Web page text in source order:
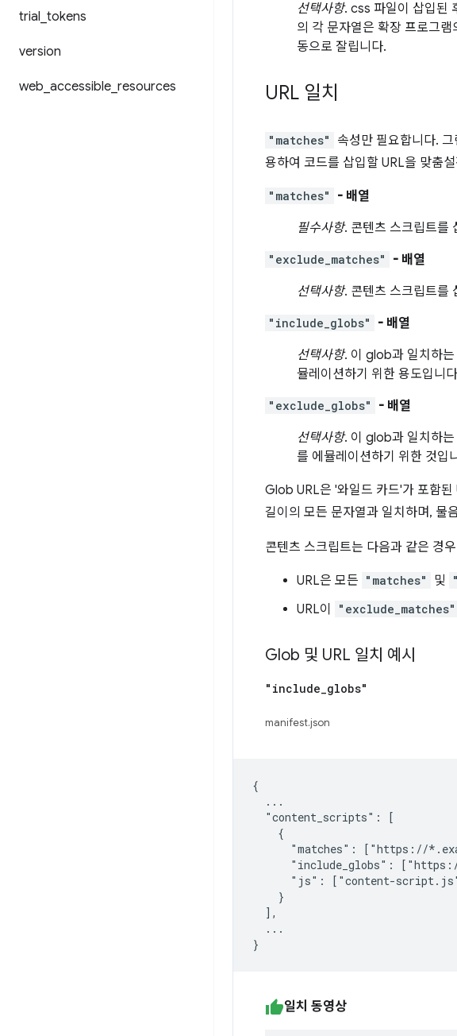
trial tokens
version
web accessible resources
선택사항. css 파일이 삽입된
의 각 문자열은 확장 프로그
동으로 잘립니다.
URL 일치
"matches" 속성만 필요합니다. 그
용하여 코드를 삽입할 URL을 맞춤
"matches"
- 배열
필수사항. 콘텐츠 스크립트를
"exclude_matches"
- 배열
선택사항. 콘텐츠 스크립트를
"include_globs"
- 배열
선택사항. 이 glob과 일치하는
뮬레이션하기 위한 용도입니
"exclude_globs"
- 배열
선택사항. 이 glob과 일치하는
를 에뮬레이션하기 위한 것입
Glob URL은 '와일드 카드'가 포함된
길이의 모든 문자열과 일치하며, 물
콘텐츠 스크립트는 다음과 같은 경
URL은 모든 "matches" 및
URL이
"exclude_matches"
Glob 및 URL 일치 예시
"include_globs"
manifest.json
{
  ...
  "content_scripts": [
    {
"matches": ["https://
"include_globs":
"js": ["content-
    }
  ],
  ...
일치 동영상